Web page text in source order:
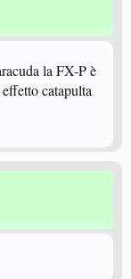
la FX-P è
catapulta